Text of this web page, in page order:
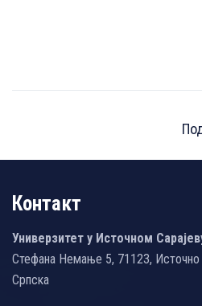
Контакт
Универзитет у Источном
Стефана Немање 5, 71123, Источно
Српска